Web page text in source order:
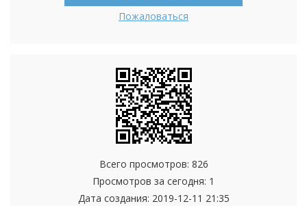
Пожаловаться
Всего просмотров: 826
Просмотров за сегодня: 1
Дата создания: 2019-12-11 21:35